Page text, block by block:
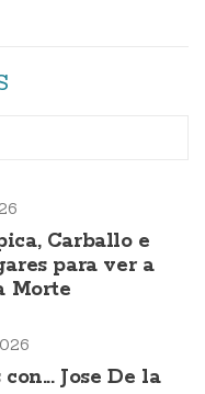
Carballo e
para ver a
Morte
Jose De la